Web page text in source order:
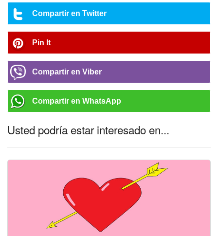
Compartir en Twitter
Pin It
Compartir en Viber
Compartir en WhatsApp
Usted podría estar interesado en...